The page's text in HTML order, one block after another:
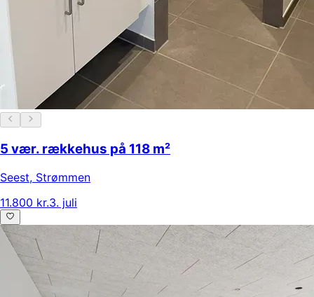
5 vær. rækkehus på 118 m²
Seest, Strømmen
11.800 kr.3. juli